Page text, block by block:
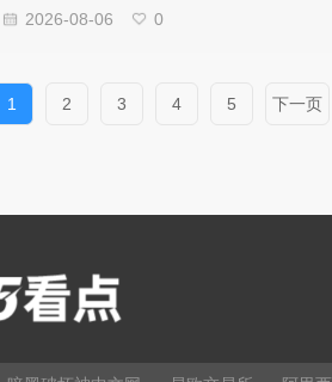
老友聚会，适合在查找做法、配置或排查思
2026-08-06 0
1 2 3 4 5 下一页